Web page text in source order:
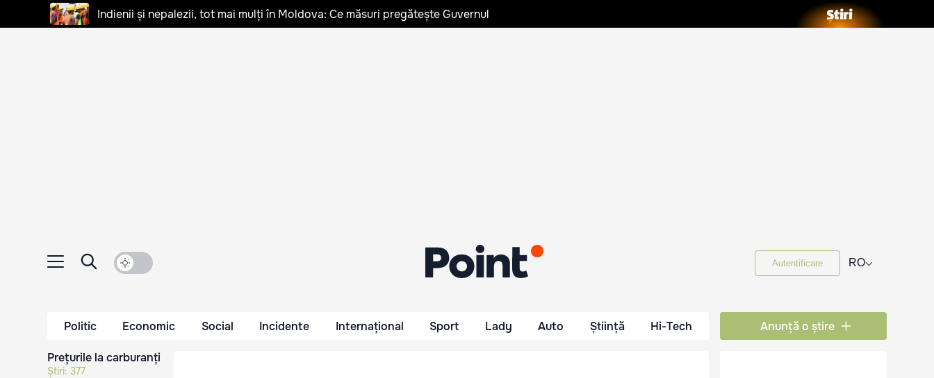
Indienii și nepalezii, tot mai mulți în Moldova: Ce măsuri pregătește Guvernul
Autentificare RO⌵
Politic Economic Social Incidente Internațional Sport Lady Auto Știință Hi-Tech Anunță o știre
Prețurile la carburanți
Știri: 377